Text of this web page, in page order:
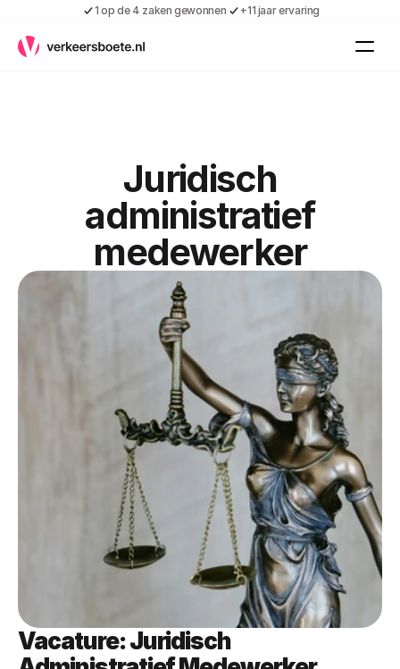
1 op de 4 zaken gewonnen +11 jaar ervaring
Kennis
Contact
Shop
Over ons
Inloggen
Juridisch
administratief
medewerker
Vacature: Juridisch